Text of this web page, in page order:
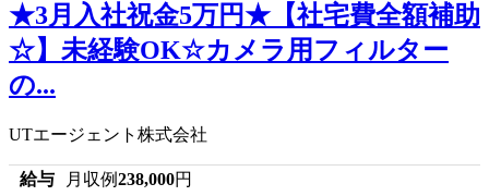
★3月入社祝金5万円★【社宅費全額補助
☆】未経験OK☆カメラ用フィルター
の...
UTエージェント株式会社
給与 月収例238,000円